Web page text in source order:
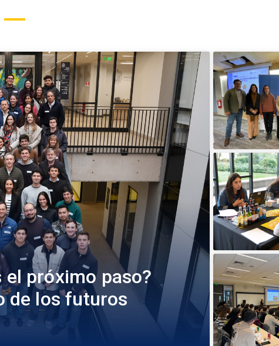
el próximo paso?
de los futuros